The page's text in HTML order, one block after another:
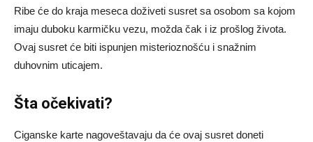
Ribe će do kraja meseca doživeti susret sa osobom sa kojom
imaju duboku karmičku vezu, možda čak i iz prošlog života.
Ovaj susret će biti ispunjen misterioznošću i snažnim
duhovnim uticajem.
Šta očekivati?
Ciganske karte nagoveštavaju da će ovaj susret doneti